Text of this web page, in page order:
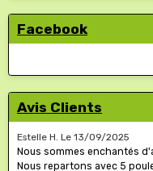
Facebook
Avis Clients
Estelle H. Le 13/09/2025
Nous sommes enchantés
Nous repartons avec 5